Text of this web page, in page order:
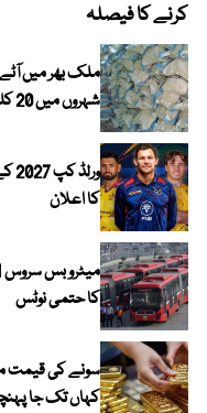
کرنے کا فیصلہ
ملک بھر میں
شہروں میں 20 کلو تھیلا 100 روپے تک مہنگا
کا اعلان
کا حتمی نوٹس
سونے کی قیمت
کہاں تک جا